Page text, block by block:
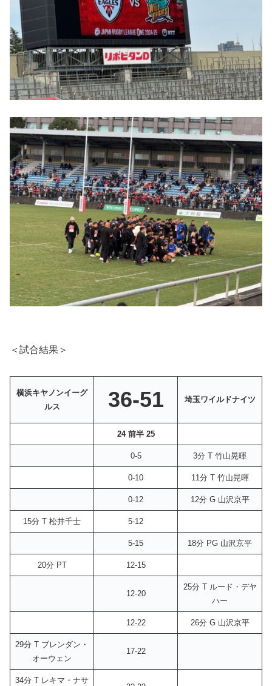
＜試合結果＞
横浜キヤノンイーグ
ルス
36-51 埼玉ワイルドナイツ
24 前半 25
0-5 3分 T 竹山晃暉
0-10 11分 T 竹山晃暉
0-12 12分 G 山沢京平
15分 T 松井千士 5-12
5-15 18分 PG 山沢京平
20分 PT 12-15
12-20
25分 T ルード・デヤ
ハー
12-22 26分 G 山沢京平
29分 T ブレンダン・
オーウェン
17-22
34分 T レキマ・ナサ